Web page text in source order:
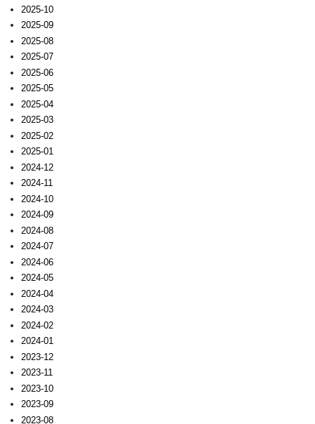
2025-10
2025-09
2025-08
2025-07
2025-06
2025-05
2025-04
2025-03
2025-02
2025-01
2024-12
2024-11
2024-10
2024-09
2024-08
2024-07
2024-06
2024-05
2024-04
2024-03
2024-02
2024-01
2023-12
2023-11
2023-10
2023-09
2023-08